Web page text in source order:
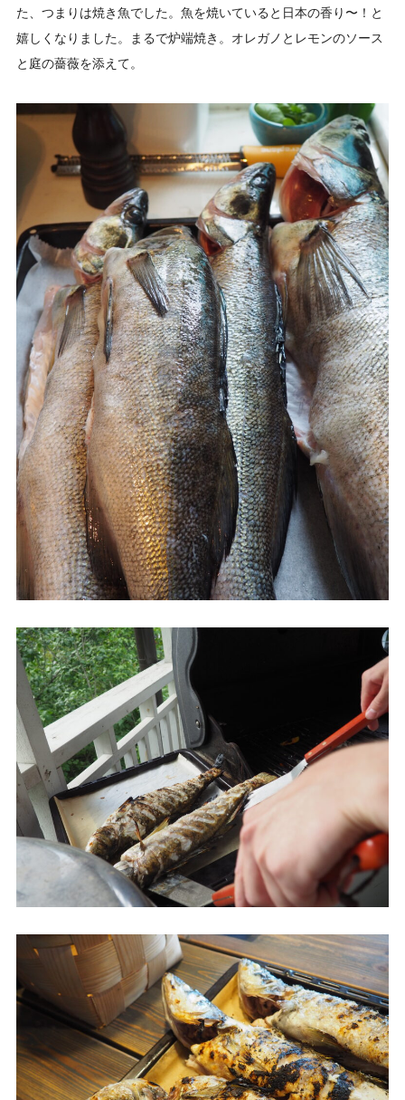
た、つまりは焼き魚でした。魚を焼いていると日本の香り〜！と
嬉しくなりました。まるで炉端焼き。オレガノとレモンのソース
と庭の薔薇を添えて。